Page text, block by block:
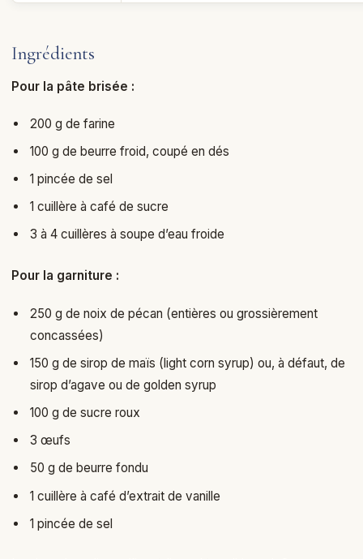
Ingrédients
Pour la pâte brisée :
200 g de farine
100 g de beurre froid, coupé en dés
1 pincée de sel
1 cuillère à café de sucre
3 à 4 cuillères à soupe d’eau froide
Pour la garniture :
250 g de noix de pécan (entières ou grossièrement
concassées)
150 g de sirop de maïs (light corn syrup) ou, à défaut, de
sirop d’agave ou de golden syrup
100 g de sucre roux
3 œufs
50 g de beurre fondu
1 cuillère à café d’extrait de vanille
1 pincée de sel